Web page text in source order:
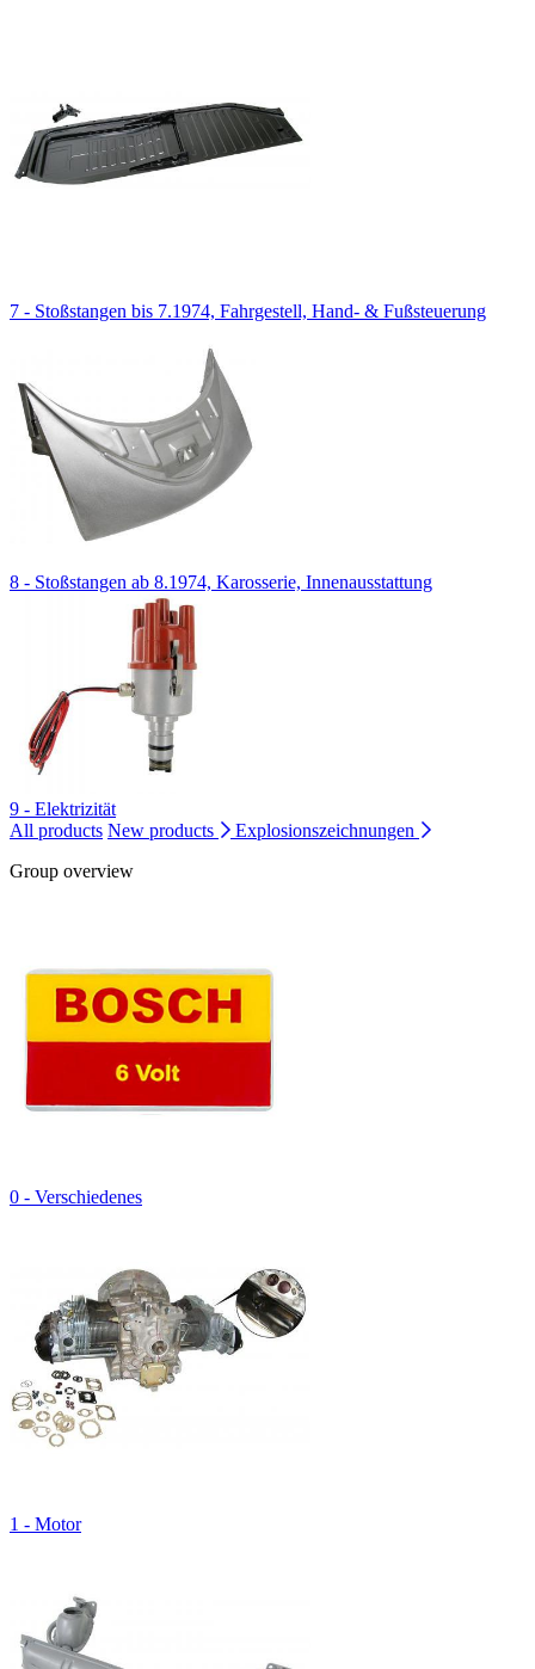
7 - Stoßstangen bis 7.1974, Fahrgestell, Hand- & Fußsteuerung
8 - Stoßstangen ab 8.1974, Karosserie, Innenausstattung
9 - Elektrizität
All products New products
Explosionszeichnungen
Group overview
0 - Verschiedenes
1 - Motor